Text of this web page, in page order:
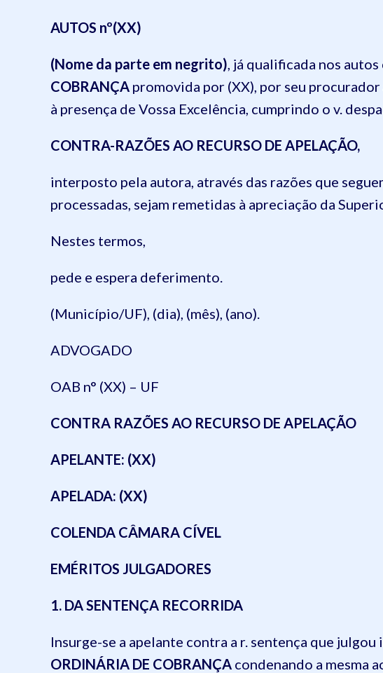
AUTOS nº(XX)
(Nome da parte em negrito) , já qualificada nos
COBRANÇA promovida por (XX), por seu
à presença de Vossa Excelência, cumprindo o v.
CONTRA-RAZÕES AO RECURSO DE APELAÇÃO,
interposto pela autora, através das razões que
processadas, sejam remetidas à apreciação da
Nestes termos,
pede e espera deferimento.
(Município/UF), (dia), (mês), (ano).
ADVOGADO
OAB n° (XX) – UF
CONTRA RAZÕES AO RECURSO DE APELAÇÃO
APELANTE: (XX)
APELADA: (XX)
COLENDA CÂMARA CÍVEL
EMÉRITOS JULGADORES
1. DA SENTENÇA RECORRIDA
Insurge-se a apelante contra a r. sentença que
ORDINÁRIA DE COBRANÇA condenando a mesma